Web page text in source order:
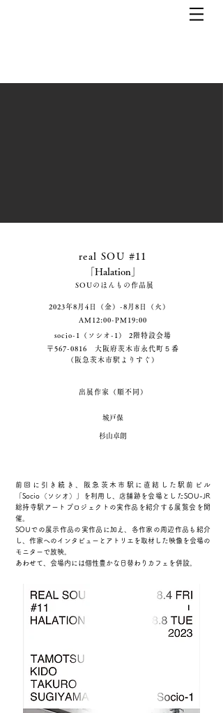
real SOU #11
Halation
SOUのほん もの作品展
2023年8月4日（金）-8月8日（火）
AM12:00-PM19:00
socio-1（ソシオ-1） 2階特設会場
〒567-0816 大阪府茨木市永代町５番
（阪急茨木市駅よりすぐ）
出展作家（順不同）
城戸保
杉山卓朗
前回に引き続き、阪急茨木市駅に直結した駅前ビル
「Socio（ソシオ）」を利用し、店舗跡を会場としたSOU-JR
総持寺駅アートプロジェクトの実作品を紹介する展覧会を開
催。
SOUでの展示作品の実作品に加え、各作家の周辺作品も紹介
し、 作家へのインタビューとアトリエを取材した 映像を会場の
モニターで放映。
あわせて、会場内には個性豊かな日替わりカフェを併設。